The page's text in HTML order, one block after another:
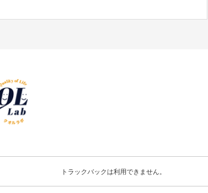
トラックバックは利用できません。